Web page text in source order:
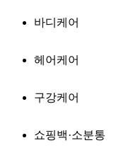
바디케어
헤어케어
구강케어
쇼핑백·소분통